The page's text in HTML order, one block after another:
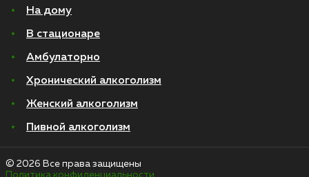
На дому
В стационаре
Амбулаторно
Хронический алкоголизм
Женский алкоголизм
Пивной алкоголизм
© 2026 Все права защищены
Политика конфиденциальности